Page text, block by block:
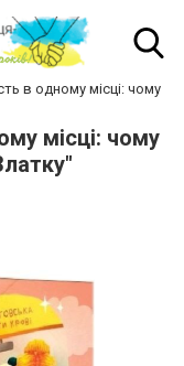
в одному місці: чому
місці: чому